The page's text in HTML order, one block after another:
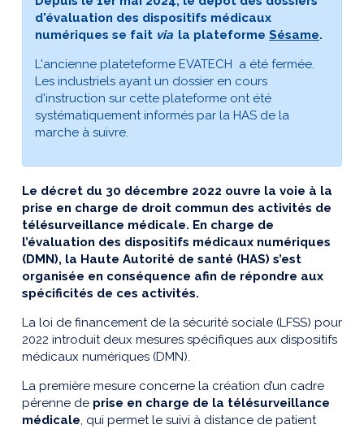
d'évaluation des dispositifs médicaux
numériques se fait via la plateforme Sésame.
L'ancienne plateteforme EVATECH a été fermée.
Les industriels ayant un dossier en cours
d'instruction sur cette plateforme ont été
systématiquement informés par la HAS de la
marche à suivre.
Le décret du 30 décembre 2022 ouvre la voie à la
prise en charge de droit commun des activités de
télésurveillance médicale. En charge de
l’évaluation des dispositifs médicaux numériques
(DMN), la Haute Autorité de santé (HAS) s’est
organisée en conséquence afin de répondre aux
spécificités de ces activités.
La loi de financement de la sécurité sociale (LFSS) pour
2022 introduit deux mesures spécifiques aux dispositifs
médicaux numériques (DMN).
La première mesure concerne la création d’un cadre
pérenne de prise en charge de la télésurveillance
médicale, qui permet le suivi à distance de patient